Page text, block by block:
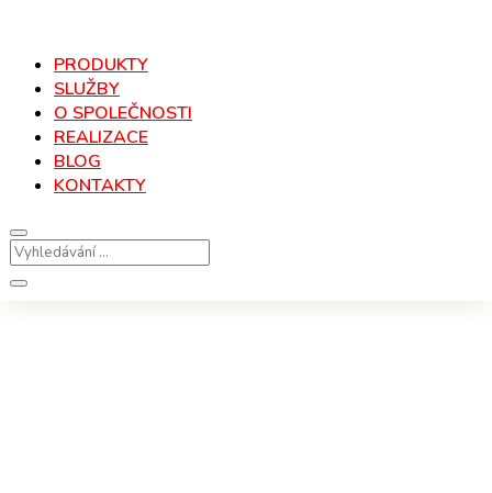
PRODUKTY
SLUŽBY
O SPOLEČNOSTI
REALIZACE
BLOG
KONTAKTY